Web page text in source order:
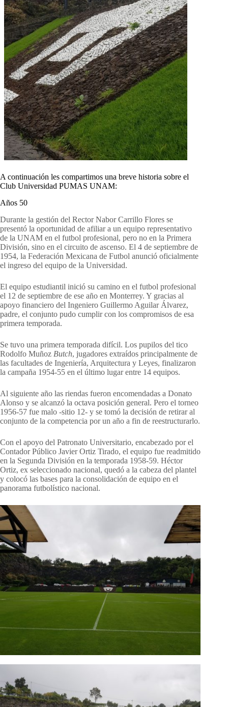
A continuación les compartimos una breve historia sobre el
Club Universidad PUMAS UNAM:
Años 50
Durante la gestión del Rector Nabor Carrillo Flores se
presentó la oportunidad de afiliar a un equipo representativo
de la UNAM en el futbol profesional, pero no en la Primera
División, sino en el circuito de ascenso. El 4 de septiembre de
1954, la Federación Mexicana de Futbol anunció oficialmente
el ingreso del equipo de la Universidad.
El equipo estudiantil inició su camino en el futbol profesional
el 12 de septiembre de ese año en Monterrey. Y gracias al
apoyo financiero del Ingeniero Guillermo Aguilar Álvarez,
padre, el conjunto pudo cumplir con los compromisos de esa
primera temporada.
Se tuvo una primera temporada difícil. Los pupilos del tico
Rodolfo Muñoz Butch, jugadores extraídos principalmente de
las facultades de Ingeniería, Arquitectura y Leyes, finalizaron
la campaña 1954-55 en el último lugar entre 14 equipos.
Al siguiente año las riendas fueron encomendadas a Donato
Alonso y se alcanzó la octava posición general. Pero el torneo
1956-57 fue malo -sitio 12- y se tomó la decisión de retirar al
conjunto de la competencia por un año a fin de reestructurarlo.
Con el apoyo del Patronato Universitario, encabezado por el
Contador Público Javier Ortiz Tirado, el equipo fue readmitido
en la Segunda División en la temporada 1958-59. Héctor
Ortiz, ex seleccionado nacional, quedó a la cabeza del plantel
y colocó las bases para la consolidación de equipo en el
panorama futbolístico nacional.